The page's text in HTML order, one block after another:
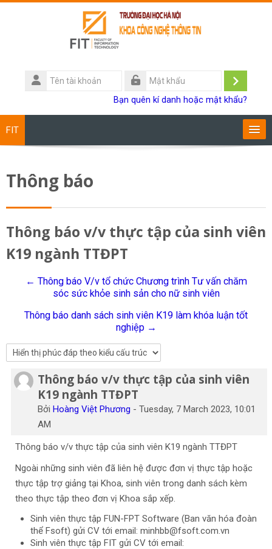
Tên
tài
Đăng
Bạn quên kí danh hoặc mật khẩu?
FIT
Giảng viên
Sinh viên
Research
Tiếng Việt
kiếm
khoá
học
Thông báo
Thông báo v/v thực tập của sinh viên
K19 ngành TTĐPT
← Thông báo V/v tổ chức Chương trình Tư vấn chăm
sóc sức khỏe sinh sản cho nữ sinh viên
Thông báo danh sách sinh viên K19 làm khóa luận tốt
nghiệp →
Thông báo v/v thực tập của sinh viên
K19 ngành TTĐPT
BởiHoàng Việt Phương -Tuesday, 7 March 2023, 10:01
AM
Số lượng các câu trả lời: 0
Thông báo v/v thực tập của sinh viên K19 ngành TTĐPT
Ngoài những sinh viên đã liên hệ được đơn vị thực tập hoặc
thực tập trợ giảng tại Khoa, sinh viên trong danh sách kèm
theo thực tập theo đơn vị Khoa sắp xếp.
Sinh viên thực tập FUN-FPT Software (Ban văn hóa đoàn
thể Fsoft) gửi CV tới email: minhbb@fsoft.com.vn
Sinh viên thực tập FIT gửi CV tới email: